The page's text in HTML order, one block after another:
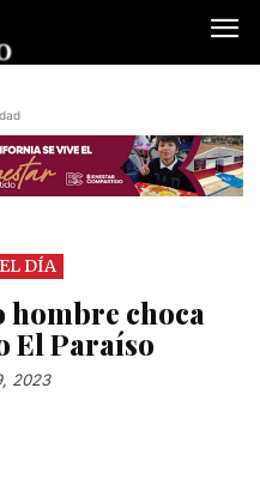
DÍA
choca
El Paraíso
2023